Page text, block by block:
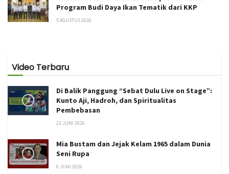
Program Budi Daya Ikan Tematik dari KKP
5 AGUSTUS 2026
Video Terbaru
Di Balik Panggung “Sebat Dulu Live on Stage”:
Kunto Aji, Hadroh, dan Spiritualitas
Pembebasan
23 JUNI 2026
Mia Bustam dan Jejak Kelam 1965 dalam Dunia
Seni Rupa
6 JUNI 2026